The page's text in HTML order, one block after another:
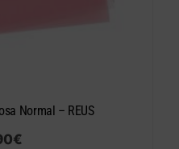
Normal – REUS
€